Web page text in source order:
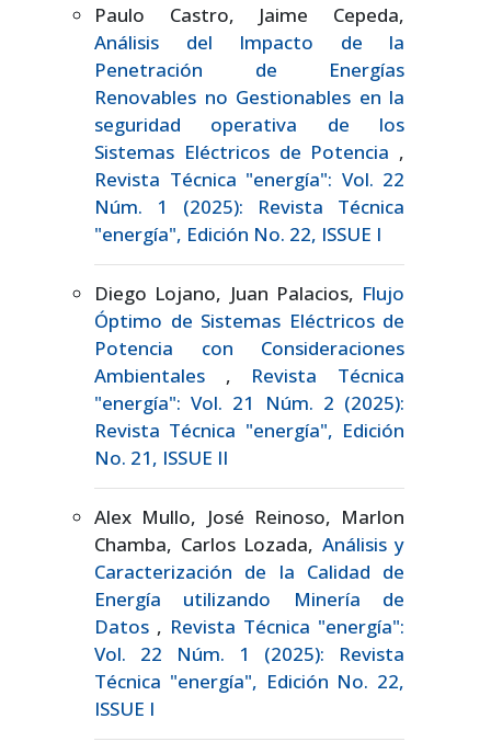
Paulo Castro, Jaime Cepeda,
Análisis del Impacto de la
Penetración de Energías
Renovables no Gestionables en la
seguridad operativa de los
Sistemas Eléctricos de Potencia ,
Revista Técnica "energía": Vol. 22
Núm. 1 (2025): Revista Técnica
"energía", Edición No. 22, ISSUE I
Diego Lojano, Juan Palacios, Flujo
Óptimo de Sistemas Eléctricos de
Potencia con Consideraciones
Ambientales , Revista Técnica
"energía": Vol. 21 Núm. 2 (2025):
Revista Técnica "energía", Edición
No. 21, ISSUE II
Alex Mullo, José Reinoso, Marlon
Chamba, Carlos Lozada, Análisis y
Caracterización de la Calidad de
Energía utilizando Minería de
Datos , Revista Técnica "energía":
Vol. 22 Núm. 1 (2025): Revista
Técnica "energía", Edición No. 22,
ISSUE I